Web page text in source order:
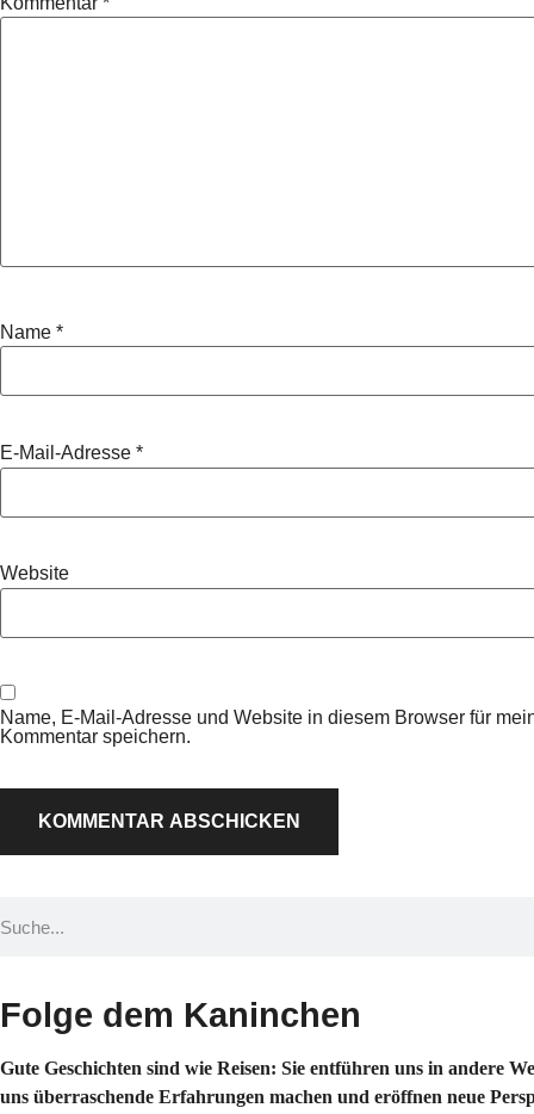
Name *
E-Mail-Adresse *
Website
Name, E-Mail-Adresse und Website in diesem Browser für
Kommentar speichern.
Folge dem Kaninchen
Gute Geschichten sind wie Reisen: Sie entführen uns in andere
uns überraschende Erfahrungen machen und eröffnen neue